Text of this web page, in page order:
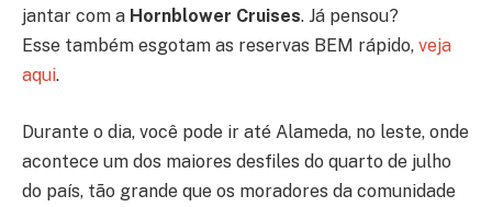
jantar com a Hornblower Cruises. Já pensou?
Esse também esgotam as reservas BEM rápido, veja
aqui.
Durante o dia, você pode ir até Alameda, no leste, onde
acontece um dos maiores desfiles do quarto de julho
do país, tão grande que os moradores da comunidade